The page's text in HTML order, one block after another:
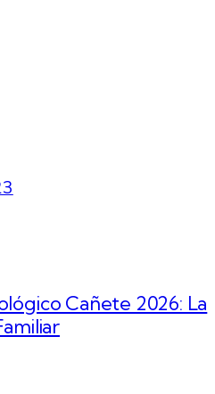
Cañete 2026: La